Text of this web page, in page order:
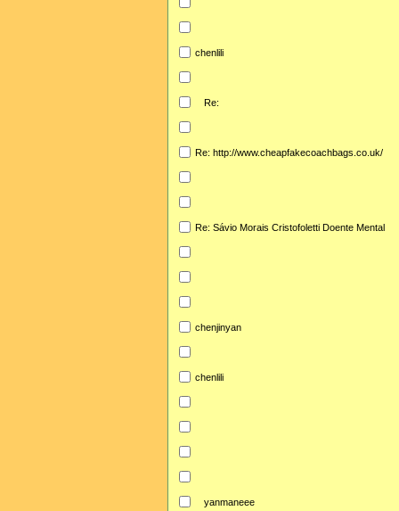
chenlili
Re:
Re: http://www.cheapfakecoachbags.co.uk/
Re: Sávio Morais Cristofoletti Doente Mental
chenjinyan
chenlili
yanmaneee